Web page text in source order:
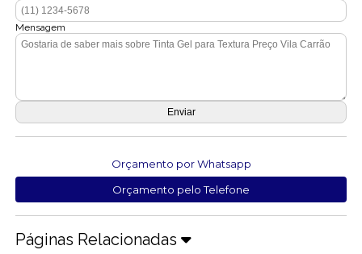
Mensagem
Orçamento por Whatsapp
Orçamento pelo Telefone
Páginas Relacionadas